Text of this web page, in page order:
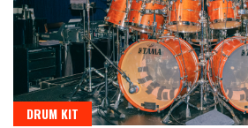
DRUM KIT